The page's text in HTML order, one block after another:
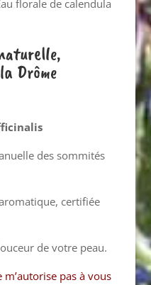
florale de calendula
Drôme
des sommités
certifiée
de votre peau.
pas à vous